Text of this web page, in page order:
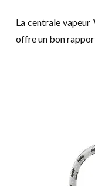
La centrale vapeur
offre un bon